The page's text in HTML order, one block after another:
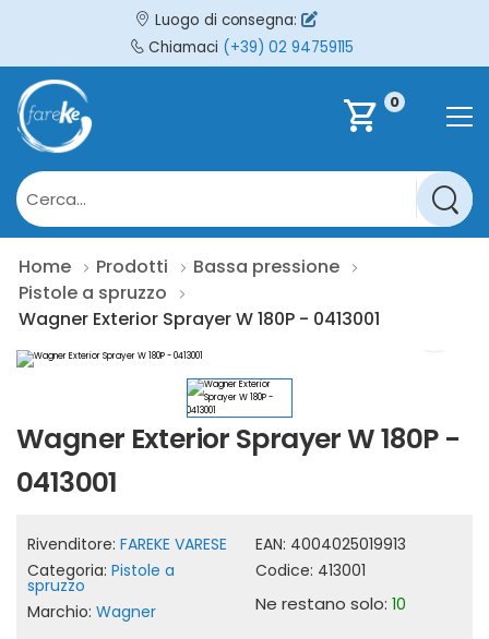
Luogo di consegna:
Chiamaci (+39) 02 94759115
shopping_cart 0
Home Prodotti
Bassa pressione
Pistole a spruzzo
Wagner Exterior Sprayer W 180P - 0413001
Wagner Exterior Sprayer W 180P -
0413001
Rivenditore: FAREKE VARESE
Categoria: Pistole a
spruzzo
Marchio: Wagner
EAN: 4004025019913
Codice: 413001
Ne restano solo: 10